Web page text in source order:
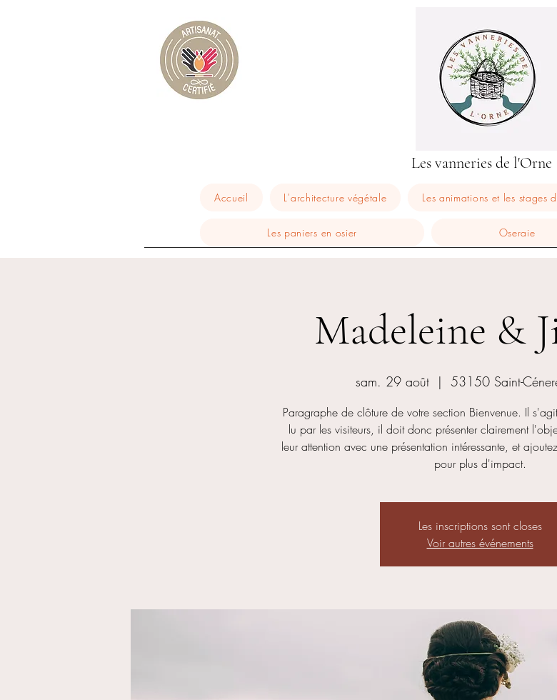
Les vanneries de l'Orne
Accueil L'architecture végétale Les animations et les stages
Les paniers en osier Oseraie
Madeleine &
sam. 29 août
  |
53150 Saint-
Paragraphe de clôture de votre section Bienvenue. Il
lu par les visiteurs, il doit donc présenter clairement
leur attention avec une présentation intéressante, et
pour plus d'impact.
Les inscriptions sont closes
Voir autres événements